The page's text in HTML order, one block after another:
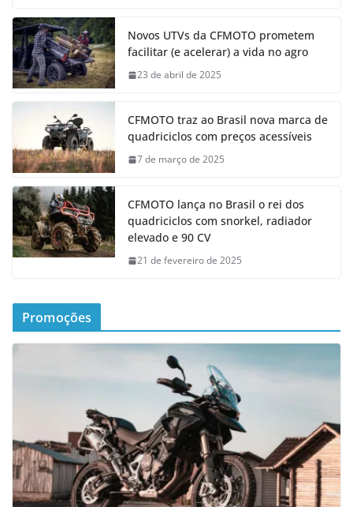
Novos UTVs da CFMOTO prometem
facilitar (e acelerar) a vida no agro
23 de abril de 2025
CFMOTO traz ao Brasil nova marca de
quadriciclos com preços acessíveis
7 de março de 2025
CFMOTO lança no Brasil o rei dos
quadriciclos com snorkel, radiador
elevado e 90 CV
21 de fevereiro de 2025
Promoções